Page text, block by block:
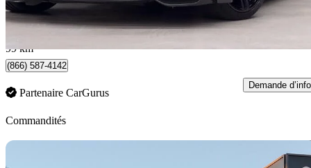
787 $/mois env.
Oakville, ON
99 km
(866) 587-4142
Partenaire CarGurus
Demande d’info
Commandités